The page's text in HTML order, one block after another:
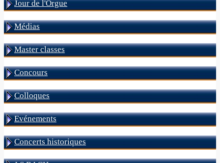
Jour de l'Orgue
Médias
Master classes
Concours
Colloques
Evénements
Concerts historiques